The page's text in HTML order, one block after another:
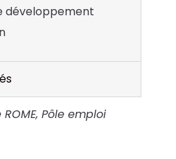
développement
Pôle emploi